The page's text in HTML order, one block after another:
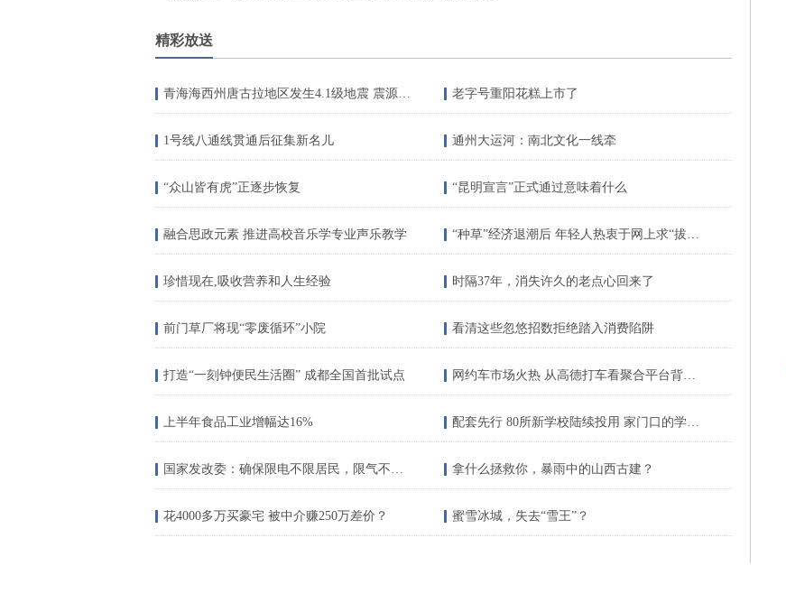
精彩放送
青海海西州唐古拉地区发生4.1级地震 震源深度10千米 老字号重阳花糕上市了
1号线八通线贯通后征集新名儿 通州大运河：南北文化一线牵
“众山皆有虎”正逐步恢复 “昆明宣言”正式通过意味着什么
融合思政元素 推进高校音乐学专业声乐教学 “种草”经济退潮后 年轻人热衷于网上求“拔草”
珍惜现在,吸收营养和人生经验 时隔37年，消失许久的老点心回来了
前门草厂将现“零废循环”小院 看清这些忽悠招数拒绝踏入消费陷阱
打造“一刻钟便民生活圈” 成都全国首批试点 网约车市场火热 从高德打车看聚合平台背后的算盘
上半年食品工业增幅达16% 配套先行 80所新学校陆续投用 家门口的学位很充足
国家发改委：确保限电不限居民，限气不限居民 拿什么拯救你，暴雨中的山西古建？
花4000多万买豪宅 被中介赚250万差价？ 蜜雪冰城，失去“雪王”？